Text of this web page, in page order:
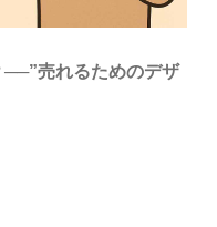
売れるためのデザ